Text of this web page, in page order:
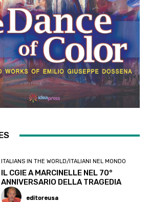
ITALIANS IN THE WORLD/ITALIANI NEL MONDO
IL CGIE A MARCINELLE NEL 70°
ANNIVERSARIO DELLA TRAGEDIA
editoreusa